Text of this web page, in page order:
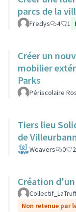
parcs de la
Fredys 4 1
Créer un
mobilier
Parks
Périscolaire
Tiers lieu
de
Weavers 0 2
Création d'un
Non retenue par